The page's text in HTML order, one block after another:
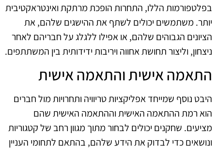
בפלטפורמות הללו, התחרות הופכת מרתקת ואינטראקטיבית
יותר. משתמשים יכולים לשתף את ההישגים שלהם, את
הציונים הגבוהים שלהם, או אפילו ללגלג על חבריהם לאחר
ניצחון, וליצור תחושת אחווה ויריבות ידידותית בין המשתתפים.
התאמה אישית והתאמה אישית
היבט נוסף שמייחד אפליקציות טריוויה ותחרויות מול חברים
הוא רמת ההתאמה האישית וההתאמה האישית שהם
מציעים. שחקנים יכולים לבחור מתוך מגוון רחב של קטגוריות
ונושאים כדי לבדוק את הידע שלהם, בהתאם לתחומי העניין